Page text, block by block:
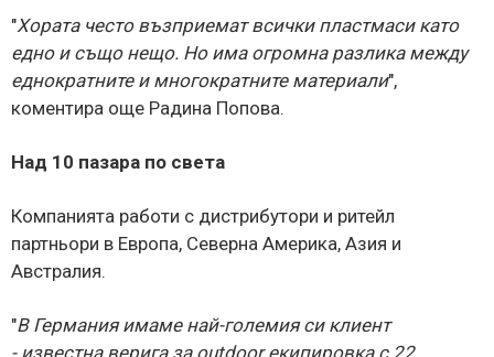
"Хората често възприемат всички пластмаси като
едно и също нещо. Но има огромна разлика между
еднократните и многократните материали",
коментира още Радина Попова.
Над 10 пазара по света
Компанията работи с дистрибутори и ритейл
партньори в Европа, Северна Америка, Азия и
Австралия.
"В Германия имаме най-големия си клиент
- известна верига за outdoorекипировка с 22